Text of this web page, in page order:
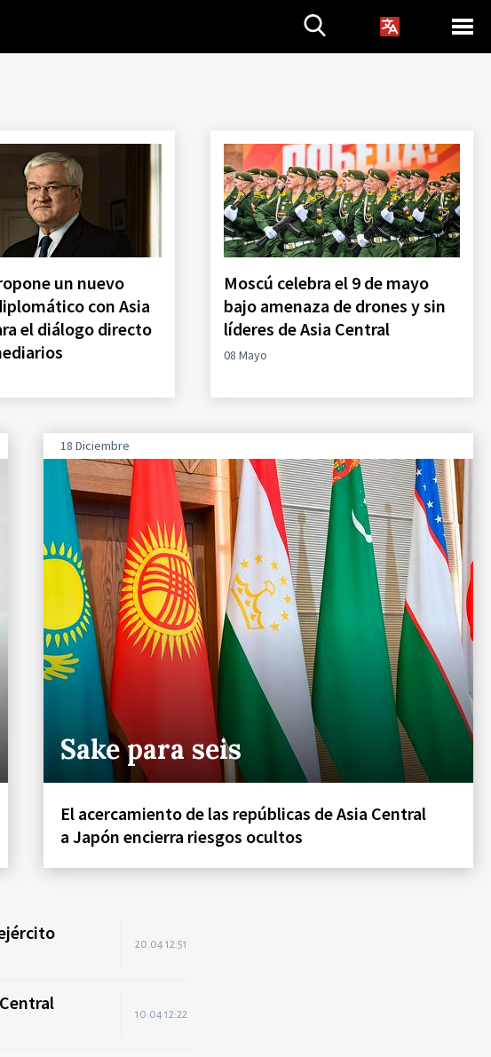
un nuevo
con Asia
el diálogo directo
Moscú celebra el 9 de mayo
bajo amenaza de drones y sin
líderes de Asia Central
08 Mayo
18 Diciembre
Sake para seis
El acercamiento de las repúblicas de Asia Central
a Japón encierra riesgos ocultos
20.04 12:51
10.04 12:22